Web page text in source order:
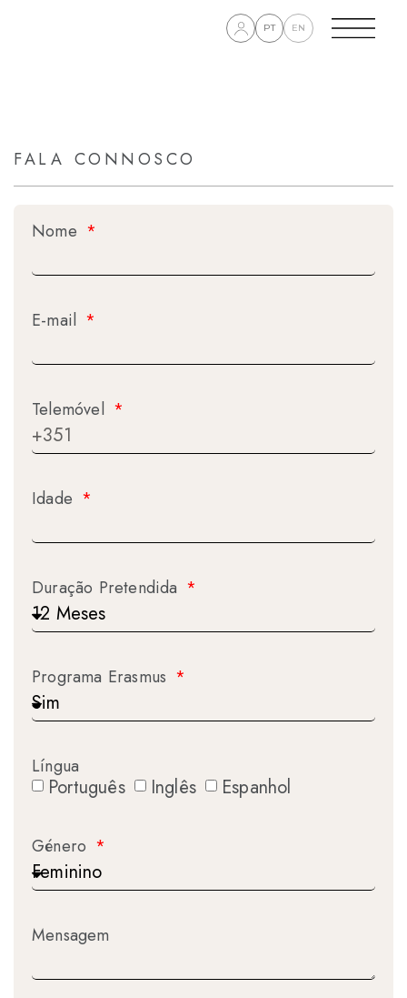
EN
PT
FALA CONNOSCO
Nome
E-mail
Telemóvel
Idade
Duração Pretendida
Programa Erasmus
Língua
Português Inglês Espanhol
Género
Mensagem